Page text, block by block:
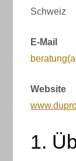
Schweiz
E-Mail
Website
1.